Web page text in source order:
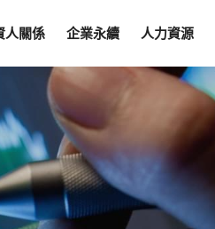
人關係 企業永續 人力資源